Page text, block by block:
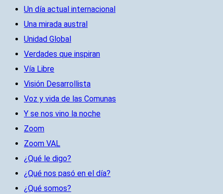
Un día actual internacional
Una mirada austral
Unidad Global
Verdades que inspiran
Vía Libre
Visión Desarrollista
Voz y vida de las Comunas
Y se nos vino la noche
Zoom
Zoom VAL
¿Qué le digo?
¿Qué nos pasó en el día?
¿Qué somos?